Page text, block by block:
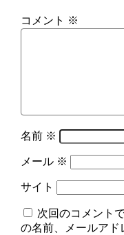
コメント ※
名前 ※
メール ※
サイト
次回のコメント
の名前、メールアド